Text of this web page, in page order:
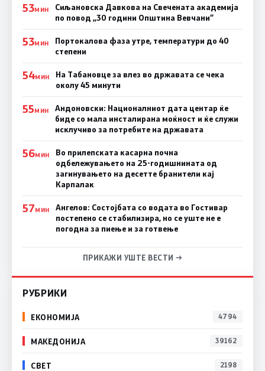
53МИН
Сиљановска Давкова на Свечената академија
по повод „30 години Општина Вевчани“
53МИН
Портокалова фаза утре, температури до 40
степени
54МИН
На Табановце за влез во државата се чека
околу 45 минути
55МИН
Андоновски: Националниот дата центар ќе
биде со мала инсталирана моќност и ќе служи
исклучиво за потребите на државата
56МИН
Во прилепската касарна почна
одбележувањето на 25-годишнината од
загинувањето на десетте бранители кај
Карпалак
57МИН
Ангелов: Состојбата со водата во Гостивар
постепено се стабилизира, но се уште не е
погодна за пиење и за готвење
ПРИКАЖИ УШТЕ ВЕСТИ →
РУБРИКИ
ЕКОНОМИЈА 4794
МАКЕДОНИЈА 39162
СВЕТ 2198